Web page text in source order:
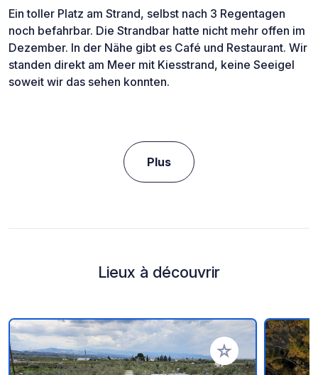
Ein toller Platz am Strand, selbst nach 3 Regentagen
noch befahrbar. Die Strandbar hatte nicht mehr offen im
Dezember. In der Nähe gibt es Café und Restaurant. Wir
standen direkt am Meer mit Kiesstrand, keine Seeigel
soweit wir das sehen konnten.
Plus
Lieux à découvrir